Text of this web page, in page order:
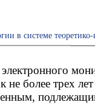
в системе
не более трех